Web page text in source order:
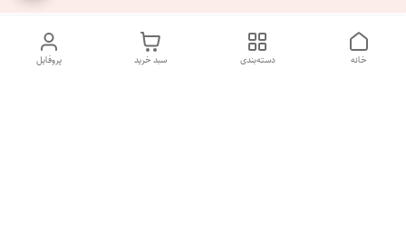
پروفایل سبد خرید دسته‌بندی خانه